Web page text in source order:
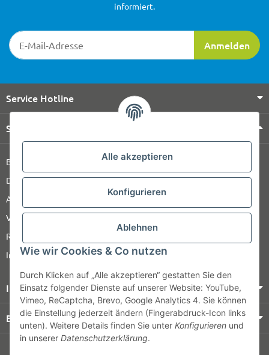
Alle akzeptieren
Konfigurieren
Ablehnen
Wie wir Cookies & Co nutzen
Durch Klicken auf „Alle akzeptieren“ gestatten Sie den
Einsatz folgender Dienste auf unserer Website: YouTube,
Vimeo, ReCaptcha, Brevo, Google Analytics 4. Sie können
die Einstellung jederzeit ändern (Fingerabdruck-Icon links
unten). Weitere Details finden Sie unter Konfigurieren und
in unserer Datenschutzerklärung.
Newsletter-Registrierung
Anmelden
informiert.
Service Hotline
Shop Service
Barrierefreiheitserklärung
Datenschutz
AGB
Versandinformationen
Retour
Impressum
Informationen
Bezahlung & Versand
© HOZ MEDI WERK